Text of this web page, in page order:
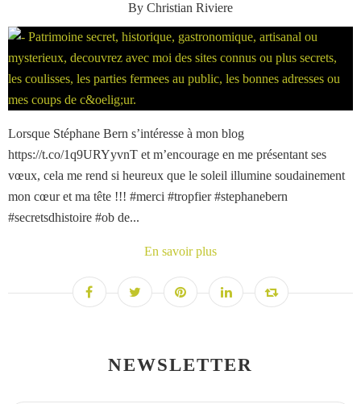
By Christian Riviere
Lorsque Stéphane Bern s’intéresse à mon blog
https://t.co/1q9URYyvnT et m’encourage en me présentant ses
vœux, cela me rend si heureux que le soleil illumine soudainement
mon cœur et ma tête !!! #merci #tropfier #stephanebern
#secretsdhistoire #ob de...
En savoir plus
NEWSLETTER